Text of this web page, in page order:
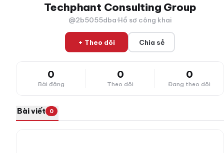
Techphant Consulting Group
@2b5055dba·Hồ sơ công khai
0
Bài đăng
0
Theo dõi
0
Đang theo dõi
+ Theo dõi Chia sẻ
Bài viết 0